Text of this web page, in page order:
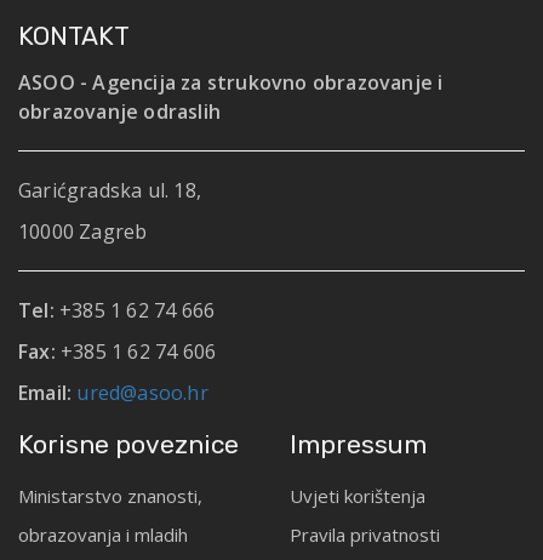
KONTAKT
ASOO - Agencija za strukovno obrazovanje i
obrazovanje odraslih
Garićgradska ul. 18,
10000 Zagreb
Tel: +385 1 62 74 666
Fax: +385 1 62 74 606
Email: ured@asoo.hr
Korisne poveznice
Ministarstvo znanosti,
obrazovanja i mladih
Impressum
Uvjeti korištenja
Pravila privatnosti